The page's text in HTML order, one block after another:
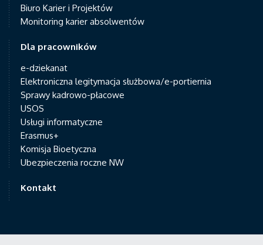
Biuro Karier i Projektów
Monitoring karier absolwentów
Dla pracowników
e-dziekanat
Elektroniczna legitymacja służbowa/e-portiernia
Sprawy kadrowo-płacowe
USOS
Usługi informatyczne
Erasmus+
Komisja Bioetyczna
Ubezpieczenia roczne NW
Kontakt